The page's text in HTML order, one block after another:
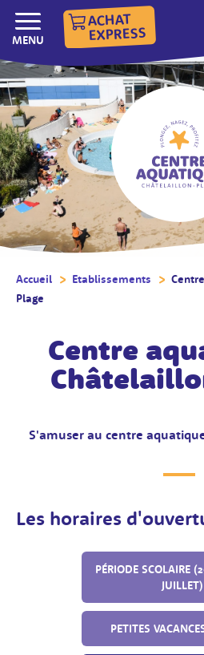
ACHAT
EXPRESS
AFFICHER/MASQUER LE
MENU
Accueil Etablissements
Plage
Centre
S'amuser au centre
Les horaires
PÉRIODE SCOLAIRE
JUILLET)
PETITES